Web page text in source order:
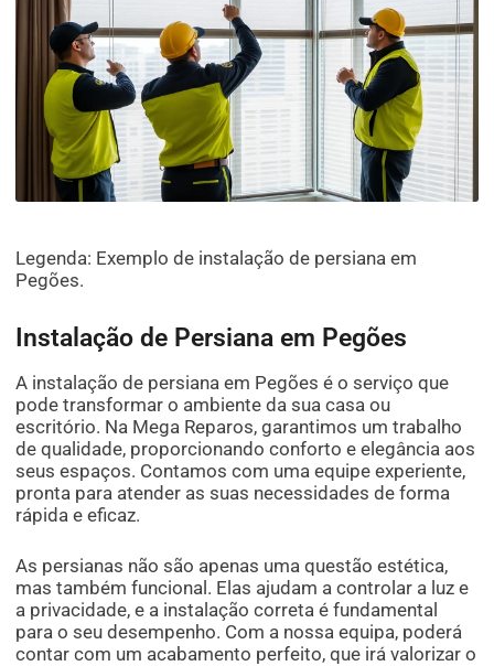
Legenda: Exemplo de instalação de persiana em
Pegões.
Instalação de Persiana em Pegões
A instalação de persiana em Pegões é o serviço que
pode transformar o ambiente da sua casa ou
escritório. Na Mega Reparos, garantimos um trabalho
de qualidade, proporcionando conforto e elegância aos
seus espaços. Contamos com uma equipe experiente,
pronta para atender as suas necessidades de forma
rápida e eficaz.
As persianas não são apenas uma questão estética,
mas também funcional. Elas ajudam a controlar a luz e
a privacidade, e a instalação correta é fundamental
para o seu desempenho. Com a nossa equipa, poderá
contar com um acabamento perfeito, que irá valorizar o